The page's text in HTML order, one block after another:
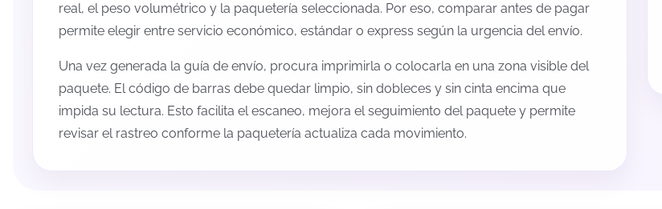
real, el peso volumétrico y la paquetería seleccionada. Por eso, comparar antes de pagar
permite elegir entre servicio económico, estándar o express según la urgencia del envío.
Una vez generada la guía de envío, procura imprimirla o colocarla en una zona visible del
paquete. El código de barras debe quedar limpio, sin dobleces y sin cinta encima que
impida su lectura. Esto facilita el escaneo, mejora el seguimiento del paquete y permite
revisar el rastreo conforme la paquetería actualiza cada movimiento.